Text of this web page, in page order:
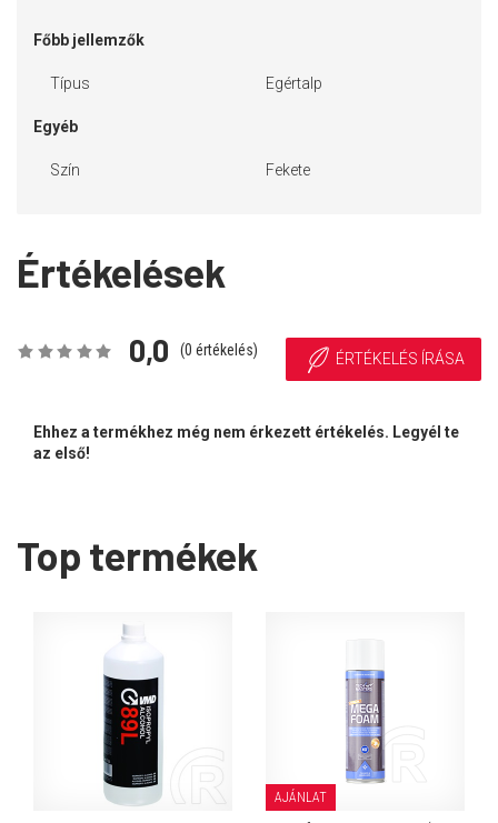
Főbb jellemzők
Típus Egértalp
Egyéb
Szín Fekete
Értékelések
0,0 (0 értékelés) ÉRTÉKELÉS ÍRÁSA
Ehhez a termékhez még nem érkezett értékelés. Legyél te
az első!
Top termékek
AJÁNLAT